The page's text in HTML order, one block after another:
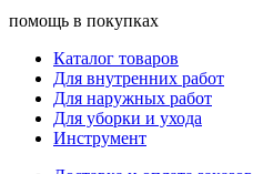
помощь в покупках
Каталог товаров
Для внутренних работ
Для наружных работ
Для уборки и ухода
Инструмент